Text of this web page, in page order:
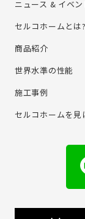
ニュース & イベン
セルコホームとは?
商品紹介
世界水準の性能
施⼯事例
セルコホームを⾒